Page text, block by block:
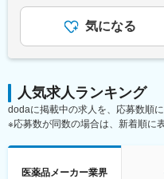
得。
価格競争ではなく、品質
きる環境があります。
リア形成を支援します。
変更の範囲：会社の定め
践する
韓国セルトリオングルー
るバイオ医薬品を開発・
Top5のバイオ医薬品の開
ミラー＊を含めたバイオ
残業手当＞有＜給与補足
には営業手当を含みます
わらず40時間分が付き
金はあくまでも目安の金
気になる
人気求人ランキング
dodaに掲載中の求人を、応募数順
※応募数が同数の場合は、新着順に
医薬品メーカー業界